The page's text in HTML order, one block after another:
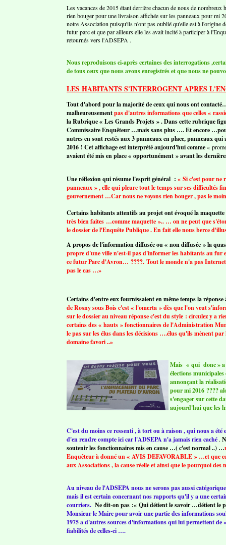
Les vacances de 2015 étant derrière chacun de nous de nombreux
rien bouger pour une livraison affichée sur les panneaux pour mi
notre Association puisqu'ils n'ont pas oublié qu'elle est à l'origine
futur parc et que par ailleurs elle les avait incité à participer à
retournés vers l'ADSEPA .
Nous reproduisons ci-après certaines des interrogations
de tous ceux que nous avons enregistrés et que nous ne
LES HABITANTS S'INTERROGENT APRES
Tout d'abord pour la majorité de ceux qui nous ont
malheureusementpas d'autres informations que celles «
la Rubrique « Les Grands Projets » . Dans cette rubrique
Commissaire Enquêteur …mais sans plus …. Et encore
autres en sont restés aux 3 panneaux en place, panneaux
2016 ! Cet affichage est interprété aujourd'hui comme«
avaient été mis en place « opportunément » avant les
Une réflexion qui résume l'esprit général : « Si c'est pour ne
panneaux » , elle qui pleure tout le temps sur ses difficultés
gouvernement …Car nous ne voyons rien bouger , pas le
Certains habitants attentifs au projet ont évoqué la maquette
très bien faites …comme maquette ».. … on ne peut que
le dossier de l'Enquête Publique . En fait elle nous berce
A propos de l'information diffusée ou « non diffusée » la
propre d'une ville n'est-il pas d'informer les habitants au fur
ce futur Parc d'Avron… ????. Tout le monde n'a pas
pas le cas …»
Certains d'entre eux fournissaient en même temps la
de Rosny sous Bois c'est « l'omerta » dès que l'on veut
sur le dossier au niveau réponse c'est du style : circulez y a
certains des « hauts » fonctionnaires de l'Administration
le pas sur les élus dans les décisions ….élus qu'ils mènent
domaine favori ..»
Mais « qui donc » a
élections
annonçant la
pour mi 2016 ????
s'engager sur cette
aujourd'hui que les
C'est du moins ce ressenti , à tort ou à raison , qui nous a
d'en rendre compte ici car l'ADSEPA n'a jamais rien caché .
soutenir les fonctionnaires mis en cause …( c'est normal ..) …
Enquêteur à donné un « AVIS DEFAVORABLE » …et que
aux Associations , la cause réelle et ainsi que le pourquoi des
Au niveau de l'ADSEPA nous ne serons pas aussi
mais il est certain concernant nos rapports qu'il y a une
courriers. Ne dit-on pas :« Qui détient le savoir …détient le
Monsieur le Maire pour avoir une partie des informations
1975 a d'autres sources d'informations qui lui permettent de
fiabilités de celles-ci ….